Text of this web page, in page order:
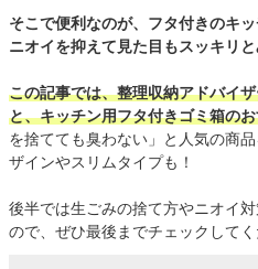
そこで便利なのが、フタ付きのキ
ニオイを抑えて見た目もスッキリと
この記事では、整理収納アドバイ
と、キッチン用フタ付きゴミ箱の
を捨てても臭わない」と人気の商
ザインやスリムタイプも！
後半では生ごみの捨て方やニオイ
ので、ぜひ最後までチェックしてく